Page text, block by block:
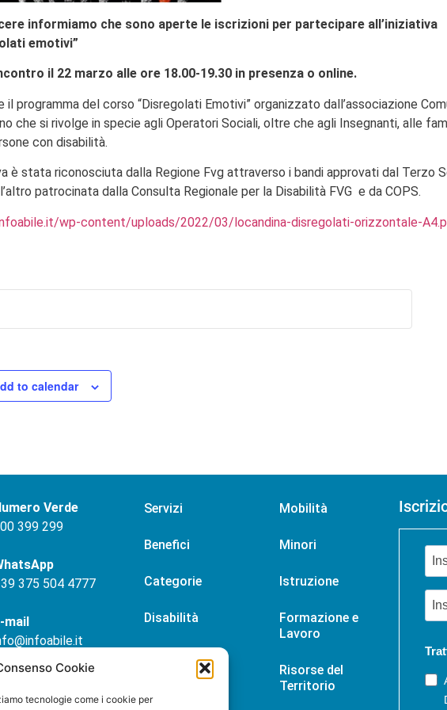
Cookie
tecnologie come i cookie per
informiamo che sono aperte le iscrizioni per partecipare all’iniziativa
emotivi”
il 22 marzo alle ore 18.00-19.30 in presenza o online.
il programma del corso “Disregolati Emotivi” organizzato dall’associazione
che si rivolge in specie agli Operatori Sociali, oltre che agli Insegnanti, alle
con disabilità.
è stata riconosciuta dalla Regione Fvg attraverso i bandi approvati dal Terzo
patrocinata dalla Consulta Regionale per la Disabilità FVG e da COPS.
wp-content/uploads/2022/03/locandina-disregolati-orizzontale-
to calendar
Verde
399 299
39 375 504 4777
mail
Servizi
Benefici
Categorie
Disabilità
Mobilità
Minori
Istruzione
Formazione e
Lavoro
Risorse del
Territorio